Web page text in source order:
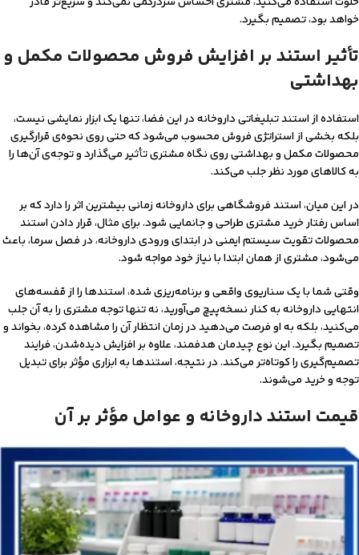
خواهد بود، تصمیم بگیرد.
تأثیر استند بر افزایش فروش محصولات مکمل و
بهداشتی
استفاده از استند تبلیغاتی داروخانه در این فضا، تنها یک ابزار نمایشی نیست،
بلکه بخشی از استراتژی فروش محسوب می‌شود که حتی روی نحوه‌ی قرارگیری
محصولات مکمل و بهداشتی روی نگاه مشتری تأثیر می‌گذارد و توجه‌ی آن‌ها را
به کالاهای مورد نظر جلب می‌کند.
در این میان، استند فروشگاهی برای داروخانه زمانی بیشترین اثر را دارد که بر
اساس رفتار خرید مشتری طراحی و جانمایی شود. برای مثال، قرار دادن استند
محصولات تقویت سیستم ایمنی در ابتدای ورودی داروخانه، در فصل سرما، باعث
می‌شود، مشتری از همان ابتدا با نیاز خود مواجه شود.
وقتی شما با یک سناریوی واقعی و برنامه‌ریزی شده، استندها را از قفسه‌های
انتهایی داروخانه به کنار نسخه‌پیچ می‌آورید، نه تنها توجه مشتری را به آن جلب
می‌کنید، بلکه به او فرصت می‌دهید در زمان انتظار آن را مشاهده کرده، بخواند و
تصمیم بگیرد. این نوع چیدمان هدفمند، علاوه بر افزایش دیده‌شدن، فرایند
تصمیم‌گیری را کوتاه‌تر می‌کند. در نتیجه، استندها به ابزاری مؤثر برای تبدیل
توجه و خرید می‌شوند.
قیمت استند داروخانه و عوامل مؤثر بر آن